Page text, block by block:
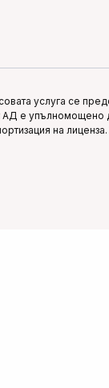
услуга се
АД е упълномощено
на